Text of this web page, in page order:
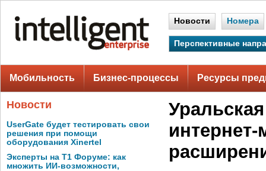
Новости Номера
Перспективные
Мобильность Бизнес-процессы Ресурсы
Новости
UserGate будет тестировать свои
решения при помощи
оборудования Xinertel
Эксперты на Т1 Форуме: как
множить ИИ-возможности,